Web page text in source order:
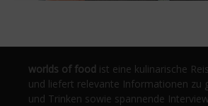
worlds of food ist eine kulinarische
und liefert relevante Informationen zu
und Trinken sowie spannende